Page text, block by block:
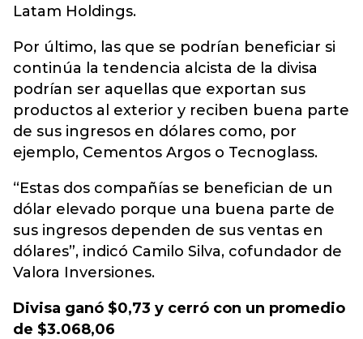
Latam Holdings.
Por último, las que se podrían beneficiar si
continúa la tendencia alcista de la divisa
podrían ser aquellas que exportan sus
productos al exterior y reciben buena parte
de sus ingresos en dólares como, por
ejemplo, Cementos Argos o Tecnoglass.
“Estas dos compañías se benefician de un
dólar elevado porque una buena parte de
sus ingresos dependen de sus ventas en
dólares”, indicó Camilo Silva, cofundador de
Valora Inversiones.
Divisa ganó $0,73 y cerró con un promedio
de $3.068,06